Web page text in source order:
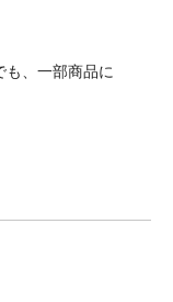
も、一部商品に